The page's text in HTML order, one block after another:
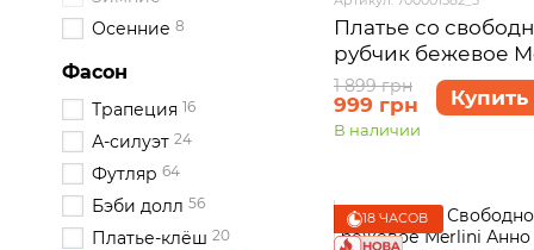
Платье со
рубчик бежевое
700001582 размер
1 899 грн
999 грн Купить
В наличии
18 ЧАСОВ
Осенние 8
Фасон
Трапеция 16
А-силуэт 24
Футляр 64
Бэби долл 56
Платье-клёш 20